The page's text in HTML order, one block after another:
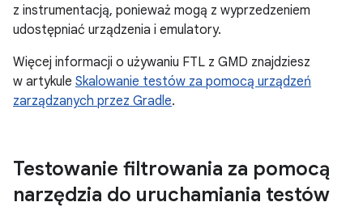
z instrumentacją, ponieważ mogą z wyprzedzeniem
udostępniać urządzenia i emulatory.
Więcej informacji o używaniu FTL z GMD znajdziesz
w artykule Skalowanie testów za pomocą urządzeń
zarządzanych przez Gradle.
Testowanie filtrowania za pomocą
narzędzia do uruchamiania testów